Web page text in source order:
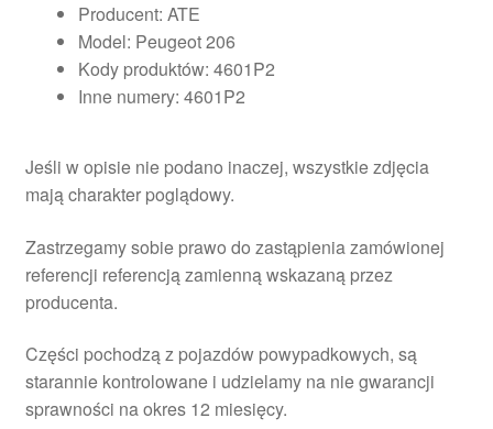
Producent: ATE
Model: Peugeot 206
Kody produktów: 4601P2
Inne numery: 4601P2
Jeśli w opisie nie podano inaczej, wszystkie zdjęcia
mają charakter poglądowy.
Zastrzegamy sobie prawo do zastąpienia zamówionej
referencji referencją zamienną wskazaną przez
producenta.
Części pochodzą z pojazdów powypadkowych, są
starannie kontrolowane i udzielamy na nie gwarancji
sprawności na okres 12 miesięcy.